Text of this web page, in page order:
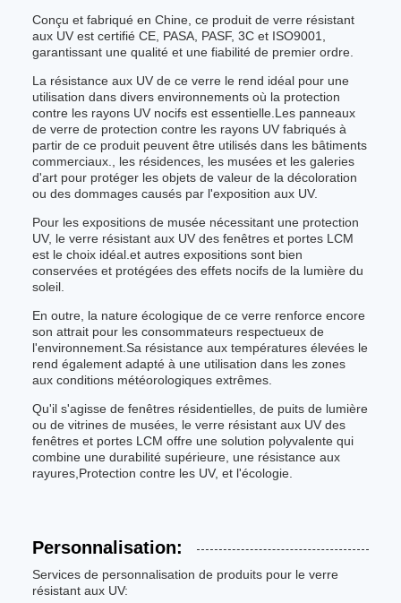
Conçu et fabriqué en Chine, ce produit de verre résistant
aux UV est certifié CE, PASA, PASF, 3C et ISO9001,
garantissant une qualité et une fiabilité de premier ordre.
La résistance aux UV de ce verre le rend idéal pour une
utilisation dans divers environnements où la protection
contre les rayons UV nocifs est essentielle.Les panneaux
de verre de protection contre les rayons UV fabriqués à
partir de ce produit peuvent être utilisés dans les bâtiments
commerciaux., les résidences, les musées et les galeries
d'art pour protéger les objets de valeur de la décoloration
ou des dommages causés par l'exposition aux UV.
Pour les expositions de musée nécessitant une protection
UV, le verre résistant aux UV des fenêtres et portes LCM
est le choix idéal.et autres expositions sont bien
conservées et protégées des effets nocifs de la lumière du
soleil.
En outre, la nature écologique de ce verre renforce encore
son attrait pour les consommateurs respectueux de
l'environnement.Sa résistance aux températures élevées le
rend également adapté à une utilisation dans les zones
aux conditions météorologiques extrêmes.
Qu'il s'agisse de fenêtres résidentielles, de puits de lumière
ou de vitrines de musées, le verre résistant aux UV des
fenêtres et portes LCM offre une solution polyvalente qui
combine une durabilité supérieure, une résistance aux
rayures,Protection contre les UV, et l'écologie.
Personnalisation:
Services de personnalisation de produits pour le verre
résistant aux UV: